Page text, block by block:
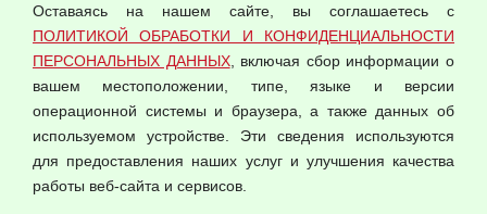
© 2026 ООО "Феникс"
Согласием на обработку персональных данных
Оферта оптовой купли-продажи
Публичная оферта
Оставаясь на нашем сайте, вы соглашаетесь с
ПОЛИТИКОЙ ОБРАБОТКИ И КОНФИДЕНЦИАЛЬНОСТИ
ПЕРСОНАЛЬНЫХ ДАННЫХ, включая сбор информации о
вашем местоположении, типе, языке и версии
операционной системы и браузера, а также данных об
используемом устройстве. Эти сведения используются
для предоставления наших услуг и улучшения качества
работы веб-сайта и сервисов.